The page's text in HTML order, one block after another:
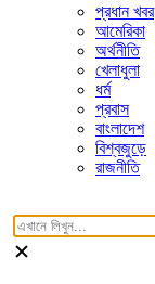
প্রধান খবর
আমেরিকা
অর্থনীতি
খেলাধুলা
ধর্ম
প্রবাস
বাংলাদেশ
বিশ্বজুড়ে
রাজনীতি